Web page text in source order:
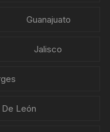
Guanajuato
Jalisco
León